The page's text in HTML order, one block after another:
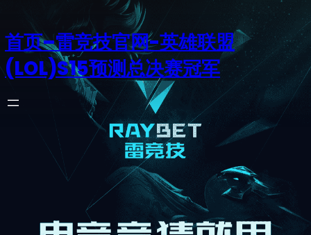
首页–雷竞技官网-英雄联盟
(LOL)S15预测总决赛冠军